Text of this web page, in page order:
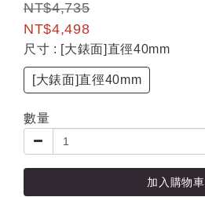
NT$4,735
NT$4,498
尺寸 : [大錶面]直徑40mm
[大錶面]直徑40mm
數量
加入購物車